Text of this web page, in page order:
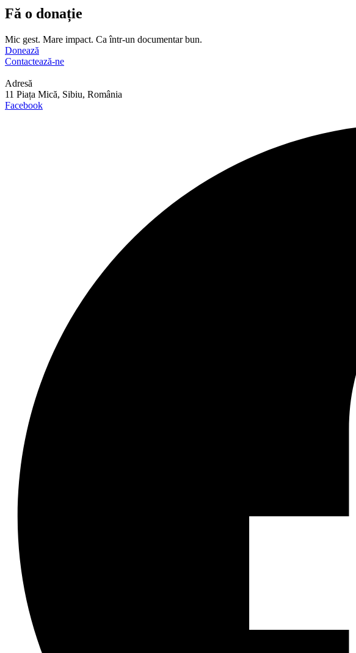
Fă o donație
Mic gest. Mare impact. Ca într-un documentar bun.
Donează
Contactează-ne
Adresă
11 Piața Mică, Sibiu, România
Facebook